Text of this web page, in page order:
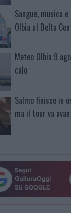
Sangue, musica
Olbia al Delta
Meteo Olbia 9
calo
Salmo finisce in
ma il tour va